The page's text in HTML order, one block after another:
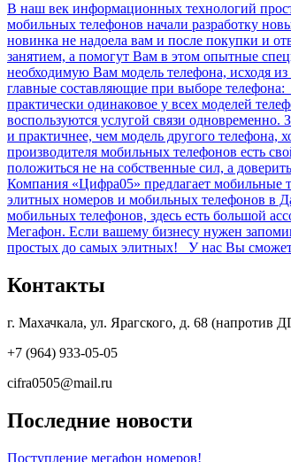
В наш век информационных технологий
мобильных телефонов начали разработку
новинка не надоела вам и после покупки и
занятием, а помогут Вам в этом опытные
необходимую Вам модель телефона, исходя
главные составляющие при выборе
практически одинаковое у всех моделей
воспользуются услугой связи
и практичнее, чем модель другого
производителя мобильных телефонов есть
положиться не на собственные сил, а
Компания «Цифра05» предлагает мобильные
элитных номеров и мобильных телефонов в
мобильных телефонов, здесь есть большой
Мегафон. Если вашему бизнесу нужен
простых до самых элитных! У нас Вы сможете
Контакты
г. Махачкала, ул. Ярагского, д. 68 (напротив
+7 (964) 933-05-05
cifra0505@mail.ru
Последние новости
Поступление мегафон номеров!